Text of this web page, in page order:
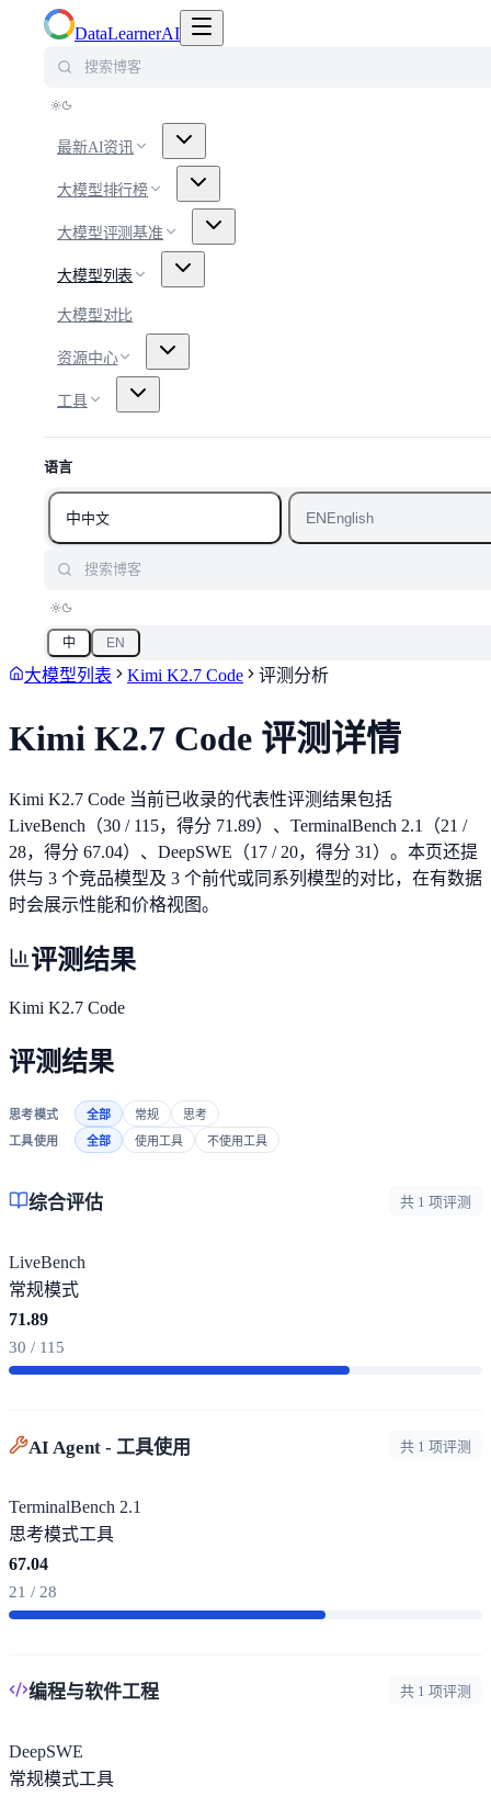
DataLearnerAI
最新AI资讯
大模型排行榜
大模型评测基准
大模型列表
大模型对比
资源中心
工具
语言
中中文 ENEnglish
中 EN
大模型列表 Kimi K2.7 Code 评测分析
Kimi K2.7 Code 评测详情
Kimi K2.7 Code 当前已收录的代表性评测结果包括
LiveBench（30 / 115，得分 71.89）、TerminalBench 2.1（21 /
28，得分 67.04）、DeepSWE（17 / 20，得分 31）。本页还提
供与 3 个竞品模型及 3 个前代或同系列模型的对比，在有数据
时会展示性能和价格视图。
评测结果
Kimi K2.7 Code
评测结果
思考模式 全部 常规
思考
工具使用
全部 使用工具 不使用工具
综合评估 共 1 项评测
LiveBench
常规模式
71.89
30 / 115
AI Agent - 工具使用 共 1 项评测
TerminalBench 2.1
思考模式工具
67.04
21 / 28
编程与软件工程 共 1 项评测
DeepSWE
常规模式工具